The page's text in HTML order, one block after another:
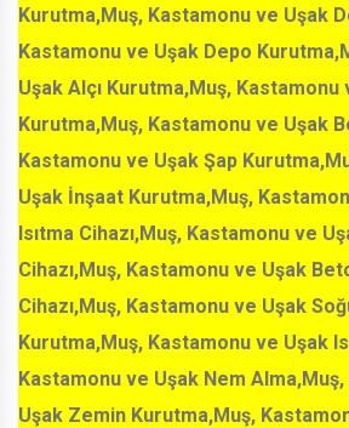
Kurutma,Muş, Kastamonu ve Uşak
Kastamonu ve Uşak Depo
Uşak Alçı Kurutma,Muş, Kastamonu
Kurutma,Muş, Kastamonu ve Uşak
Kastamonu ve Uşak Şap
Uşak İnşaat Kurutma,Muş,
Isıtma Cihazı,Muş, Kastamonu ve
Cihazı,Muş, Kastamonu ve Uşak
Cihazı,Muş, Kastamonu ve Uşak
Kurutma,Muş, Kastamonu ve Uşak
Kastamonu ve Uşak Nem
Uşak Zemin Kurutma,Muş,